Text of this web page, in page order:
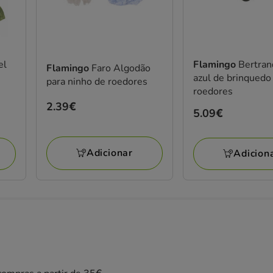
Flamingo Faro Algodão
para ninho de roedores
Preço
2.39€
Adicionar
Flamingo
azul de brinquedo
roedores
Preço
5.09€